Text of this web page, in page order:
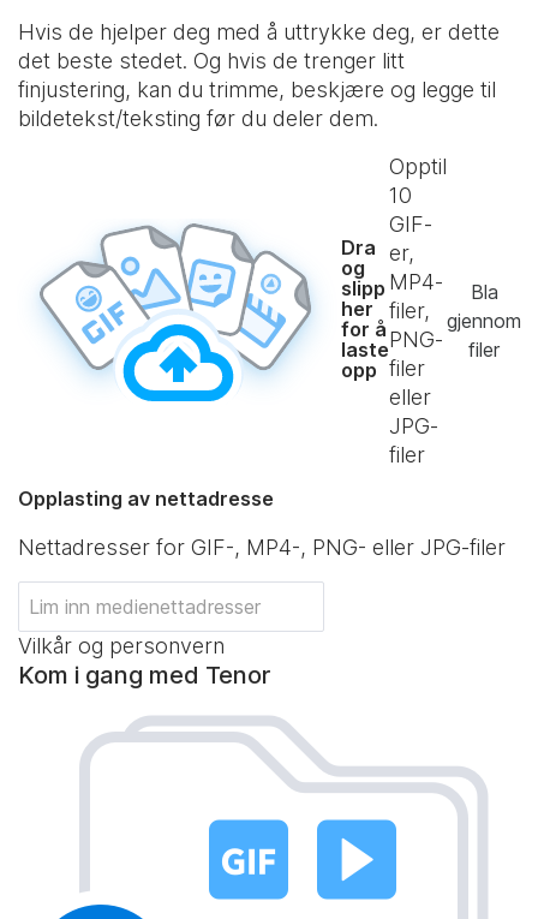
Hvis de hjelper deg med å uttrykke deg, er dette
det beste stedet. Og hvis de trenger litt
finjustering, kan du trimme, beskjære og legge til
bildetekst/teksting før du deler dem.
Dra
og
slipp
her
for å
laste
opp
Opptil
10
GIF-
er,
MP4-
filer,
PNG-
filer
eller
JPG-
filer
Bla
gjennom
filer
Opplasting av nettadresse
Nettadresser for GIF-, MP4-, PNG- eller JPG-filer
Vilkår og personvern
Kom i gang med Tenor